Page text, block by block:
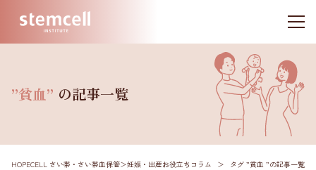
”貧血” の記事一覧
HOPECELL さい帯・さい帯血保管＞妊娠・出産お役立ちコラム ＞ タグ ”貧血 ”の記事一覧